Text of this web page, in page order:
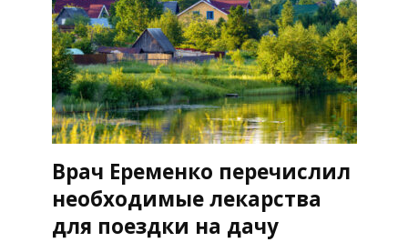
Врач Еременко перечислил
необходимые лекарства
для поездки на дачу